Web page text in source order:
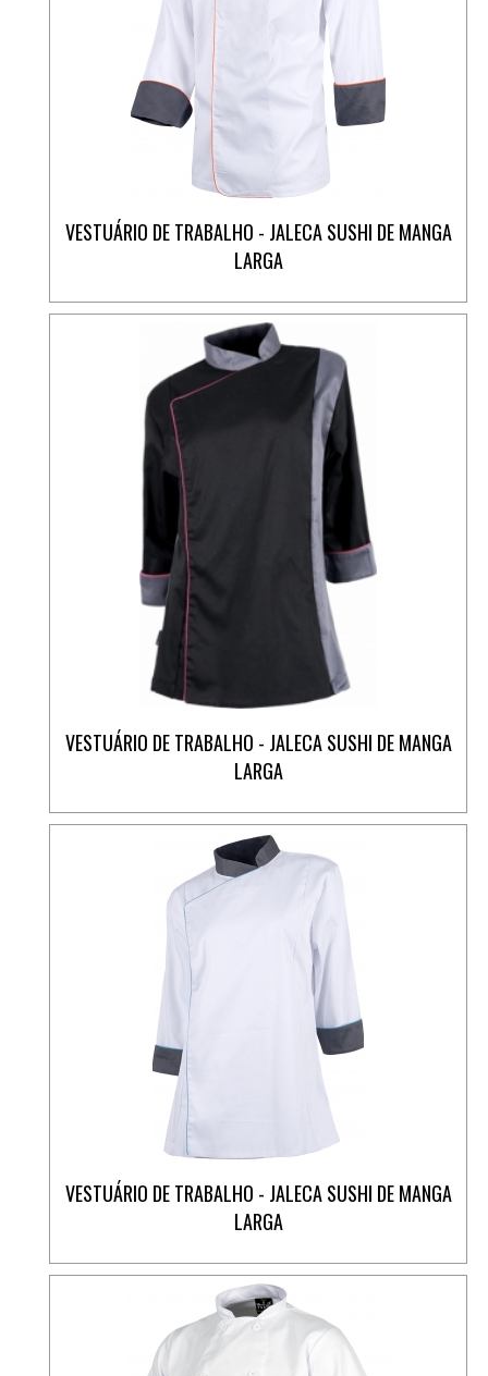
VESTUÁRIO DE TRABALHO - JALECA SUSHI DE MANGA
LARGA
VESTUÁRIO DE TRABALHO - JALECA SUSHI DE MANGA
LARGA
VESTUÁRIO DE TRABALHO - JALECA SUSHI DE MANGA
LARGA